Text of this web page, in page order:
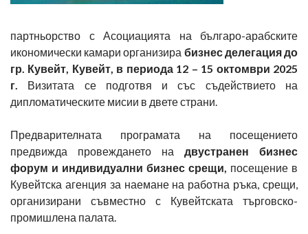
партньорство с Асоциацията на българо-арабските
икономически камари организира бизнесделегация до
гр. Кувейт, Кувейт, в периода 12 – 15 октомври 2025
г. Визитата се подготвя и със съдействието на
дипломатическите мисии в двете страни.
Предварителната програмата на посещението
предвижда провеждането на двустранен бизнес
форум и индивидуални бизнес срещи, посещение в
Кувейтска агенция за наемане на работна ръка, срещи,
организирани съвместно с Кувейтската търговско-
промишлена палата.